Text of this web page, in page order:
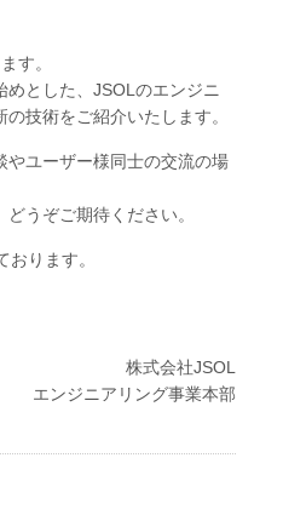
す。
とした、JSOLのエンジニ
技術をご紹介いたします。
やユーザー様同士の交流の場
うぞご期待ください。
ります。
株式会社JSOL
エンジニアリング事業本部